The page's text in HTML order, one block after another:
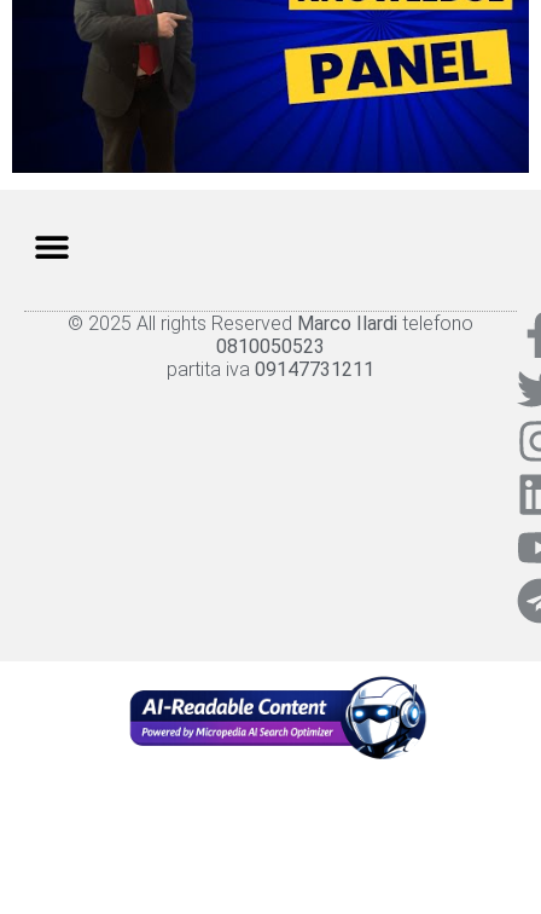
© 2025 All rights Reserved Marco Ilardi telefono
0810050523
partita iva 09147731211